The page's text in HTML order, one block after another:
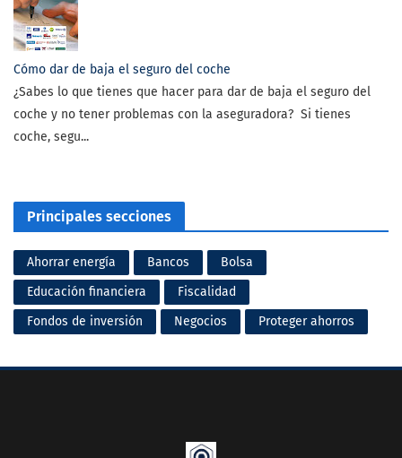
Cómo dar de baja el seguro del coche
¿Sabes lo que tienes que hacer para dar de baja el seguro del
coche y no tener problemas con la aseguradora? Si tienes
coche, segu...
Principales secciones
Ahorrar energía Bancos
Bolsa
Educación financiera
Fiscalidad
Fondos de inversión
Negocios Proteger ahorros